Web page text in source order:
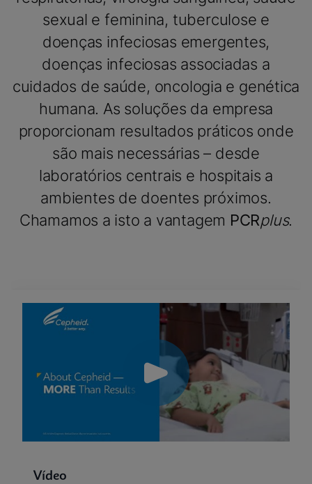
sexual e feminina, tuberculose e
doenças infeciosas emergentes,
doenças infeciosas associadas a
cuidados de saúde, oncologia e genética
humana. As soluções da empresa
proporcionam resultados práticos onde
são mais necessárias – desde
laboratórios centrais e hospitais a
ambientes de doentes próximos.
Chamamos a isto a vantagem PCRplus.
Vídeo